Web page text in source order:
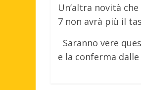
Un’altra novità
7 non avrà più il
Saranno vere
e la conferma